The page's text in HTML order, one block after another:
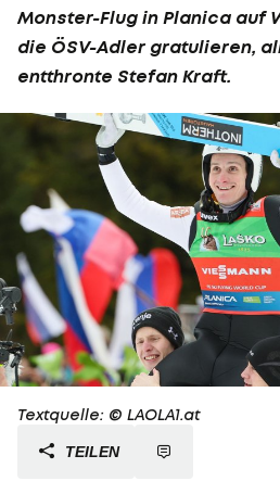
Monster-Flug in Planica auf
die ÖSV-Adler gratulieren,
entthronte Stefan Kraft.
Textquelle: © LAOLA1.at
TEILEN